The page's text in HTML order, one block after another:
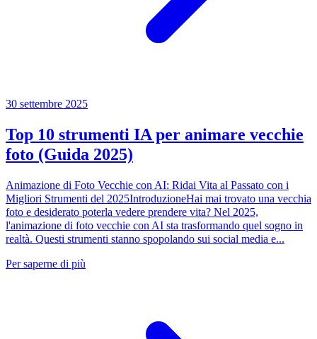
30 settembre 2025
Top 10 strumenti IA per animare vecchie
foto (Guida 2025)
Animazione di Foto Vecchie con AI: Ridai Vita al Passato con i
Migliori Strumenti del 2025IntroduzioneHai mai trovato una vecchia
foto e desiderato poterla vedere prendere vita? Nel 2025,
l'animazione di foto vecchie con AI sta trasformando quel sogno in
realtà. Questi strumenti stanno spopolando sui social media e...
Per saperne di più